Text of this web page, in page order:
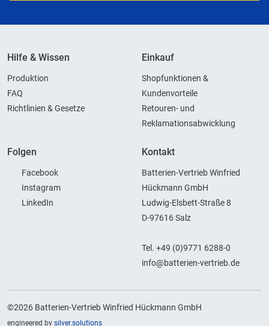
Hilfe & Wissen
Produktion
FAQ
Richtlinien & Gesetze
Einkauf
Shopfunktionen &
Kundenvorteile
Retouren- und
Reklamationsabwicklung
Folgen
Facebook
Instagram
LinkedIn
Kontakt
Batterien-Vertrieb Winfried
Hückmann GmbH
Ludwig-Elsbett-Straße 8
D-97616 Salz
Tel. +49 (0)9771 6288-0
info@batterien-vertrieb.de
©2026 Batterien-Vertrieb Winfried Hückmann GmbH
engineered by silver.solutions